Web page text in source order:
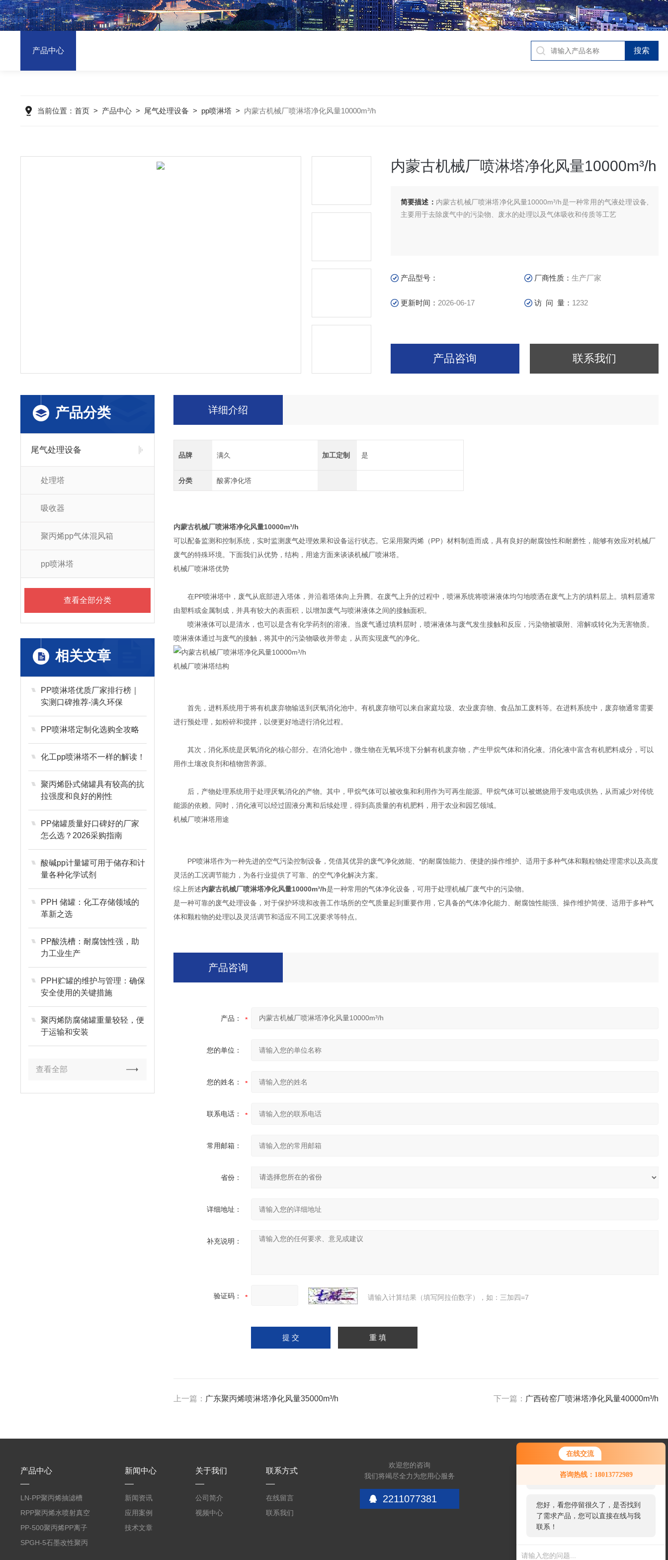
在线交流
咨询热线：18013772989
服务，请问您要咨询什么问题呢？
您好，看您停留很久了，是否找到
了需求产品，您可以直接在线与我
联系！
产品中心
当前位置： 首页> 产品中心> 尾气处理设备 > pp喷淋塔> 内蒙古机械厂喷淋塔净化风量10000m³/h
内蒙古机械厂喷淋塔净化风量10000m³/h
简要描述： 内蒙古机械厂喷淋塔净化风量10000m³/h是一种常用的气液处理设备,
主要用于去除废气中的污染物、废水的处理以及气体吸收和传质等工艺
产品型号： 厂商性质：生产厂家
更新时间： 2026-06-17 访 问 量： 1232
产品咨询 联系我们
产品分类
尾气处理设备
处理塔
吸收器
聚丙烯pp气体混风箱
pp喷淋塔
查看全部分类
相关文章
PP喷淋塔优质厂家排行榜｜
实测口碑推荐-满久环保
PP喷淋塔定制化选购全攻略
化工pp喷淋塔不一样的解读！
聚丙烯卧式储罐具有较高的抗
拉强度和良好的刚性
PP储罐质量好口碑好的厂家
怎么选？2026采购指南
酸碱pp计量罐可用于储存和计
量各种化学试剂
PPH 储罐：化工存储领域的
革新之选
PP酸洗槽：耐腐蚀性强，助
力工业生产
PPH贮罐的维护与管理：确保
安全使用的关键措施
聚丙烯防腐储罐重量较轻，便
于运输和安装
查看全部
详细介绍
品牌 满久 加工定制 是
分类 酸雾净化塔
内蒙古机械厂喷淋塔净化风量10000m³/h
可以配备监测和控制系统，实时监测废气处理效果和设备运行状态。它采用聚丙烯（PP）材料制造而成，具有良好的耐腐蚀性和耐磨性，能够有效应对机械厂
废气的特殊环境。下面我们从优势，结构，用途方面来谈谈机械厂喷淋塔。
机械厂喷淋塔优势
在PP喷淋塔中，废气从底部进入塔体，并沿着塔体向上升腾。在废气上升的过程中，喷淋系统将喷淋液体均匀地喷洒在废气上方的填料层上。填料层通常
由塑料或金属制成，并具有较大的表面积，以增加废气与喷淋液体之间的接触面积。
喷淋液体可以是清水，也可以是含有化学药剂的溶液。当废气通过填料层时，喷淋液体与废气发生接触和反应，污染物被吸附、溶解或转化为无害物质。
喷淋液体通过与废气的接触，将其中的污染物吸收并带走，从而实现废气的净化。
机械厂喷淋塔结构
首先，进料系统用于将有机废弃物输送到厌氧消化池中。有机废弃物可以来自家庭垃圾、农业废弃物、食品加工废料等。在进料系统中，废弃物通常需要
进行预处理，如粉碎和搅拌，以便更好地进行消化过程。
其次，消化系统是厌氧消化的核心部分。在消化池中，微生物在无氧环境下分解有机废弃物，产生甲烷气体和消化液。消化液中富含有机肥料成分，可以
用作土壤改良剂和植物营养源。
后，产物处理系统用于处理厌氧消化的产物。其中，甲烷气体可以被收集和利用作为可再生能源。甲烷气体可以被燃烧用于发电或供热，从而减少对传统
能源的依赖。同时，消化液可以经过固液分离和后续处理，得到高质量的有机肥料，用于农业和园艺领域。
机械厂喷淋塔用途
PP喷淋塔作为一种先进的空气污染控制设备，凭借其优异的废气净化效能、*的耐腐蚀能力、便捷的操作维护、适用于多种气体和颗粒物处理需求以及高度
灵活的工况调节能力，为各行业提供了可靠、的空气净化解决方案。
综上所述内蒙古机械厂喷淋塔净化风量10000m³/h是一种常用的气体净化设备，可用于处理机械厂废气中的污染物。
是一种可靠的废气处理设备，对于保护环境和改善工作场所的空气质量起到重要作用，它具备的气体净化能力、耐腐蚀性能强、操作维护简便、适用于多种气
体和颗粒物的处理以及灵活调节和适应不同工况要求等特点。
产品咨询
产品：
您的单位：
您的姓名：
联系电话：
常用邮箱：
省份：
详细地址：
补充说明：
验证码： 请输入计算结果（填写阿拉伯数字），如：三加四=7
上一篇： 广东聚丙烯喷淋塔净化风量35000m³/h 下一篇： 广西砖窑厂喷淋塔净化风量40000m³/h
产品中心
LN-PP聚丙烯抽滤槽
RPP聚丙烯水喷射真空
机组
PP-500聚丙烯PP离子
交换柱
SPGH-5石墨改性聚丙
新闻中心
新闻资讯
应用案例
技术文章
关于我们
公司简介
视频中心
联系方式
在线留言
联系我们
欢迎您的咨询
我们将竭尽全力为您用心服务
2211077381
关注微信